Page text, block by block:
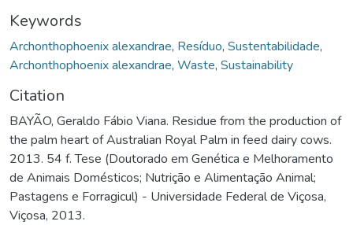
Keywords
Archonthophoenix alexandrae, Resíduo, Sustentabilidade,
Archonthophoenix alexandrae, Waste, Sustainability
Citation
BAYÃO, Geraldo Fábio Viana. Residue from the production of
the palm heart of Australian Royal Palm in feed dairy cows.
2013. 54 f. Tese (Doutorado em Genética e Melhoramento
de Animais Domésticos; Nutrição e Alimentação Animal;
Pastagens e Forragicul) - Universidade Federal de Viçosa,
Viçosa, 2013.